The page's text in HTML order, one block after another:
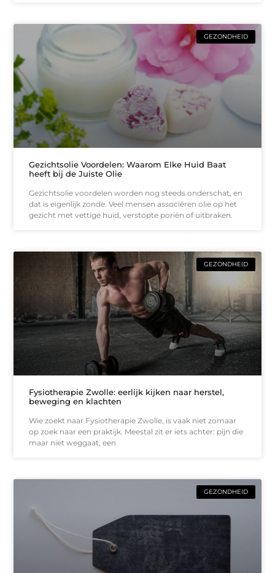
GEZONDHEID
Gezichtsolie Voordelen: Waarom Elke Huid Baat
heeft bij de Juiste Olie
Gezichtsolie voordelen worden nog steeds onderschat, en
dat is eigenlijk zonde. Veel mensen associëren olie op het
gezicht met vettige huid, verstopte poriën of uitbraken.
GEZONDHEID
Fysiotherapie Zwolle: eerlijk kijken naar herstel,
beweging en klachten
Wie zoekt naar Fysiotherapie Zwolle, is vaak niet zomaar
op zoek naar een praktijk. Meestal zit er iets achter: pijn die
maar niet weggaat, een
GEZONDHEID